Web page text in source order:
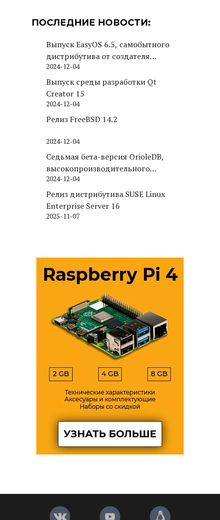
ПОСЛЕДНИЕ НОВОСТИ:
Выпуск EasyOS 6.5, самобытного
дистрибутива от создателя
Puppy Linux
2024-12-04
Выпуск среды разработки Qt
Creator 15
2024-12-04
Релиз FreeBSD 14.2
2024-12-04
Седьмая бета-версия OrioleDB,
высокопроизводительного
движка хранения для PostgreSQL
2024-12-04
Релиз дистрибутива SUSE Linux
Enterprise Server 16
2025-11-07